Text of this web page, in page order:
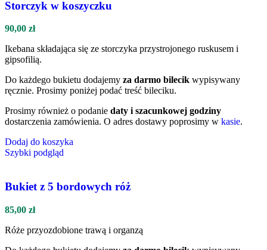
Storczyk w koszyczku
90,00 zł
Ikebana składająca się ze storczyka przystrojonego ruskusem i
gipsofilią.
Do każdego bukietu dodajemy za darmo bilecik wypisywany
ręcznie. Prosimy poniżej podać treść bileciku.
Prosimy również o podanie daty i szacunkowej godziny
dostarczenia zamówienia. O adres dostawy poprosimy w kasie.
Dodaj do koszyka
Szybki podgląd
Bukiet z 5 bordowych róż
85,00 zł
Róże przyozdobione trawą i organzą